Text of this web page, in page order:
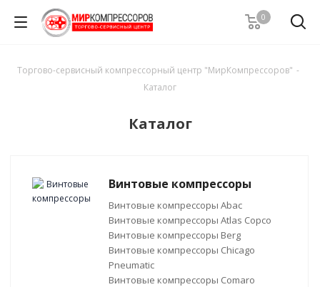
0
Торгово-сервисный компрессорный центр "МирКомпрессоров" -
Каталог
Каталог
Винтовые компрессоры
Винтовые компрессоры Abac
Винтовые компрессоры Atlas Copco
Винтовые компрессоры Berg
Винтовые компрессоры Chicago
Pneumatic
Винтовые компрессоры Comaro